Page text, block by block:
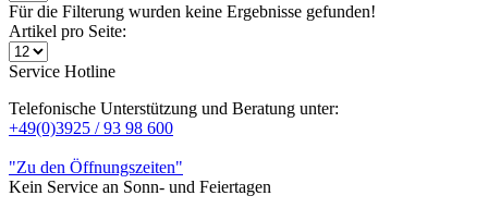
Für die Filterung wurden keine Ergebnisse gefunden!
Artikel pro Seite:
Service Hotline
Telefonische Unterstützung und Beratung unter:
+49(0)3925 / 93 98 600
"Zu den Öffnungszeiten"
Kein Service an Sonn- und Feiertagen